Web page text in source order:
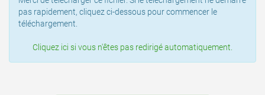
pas rapidement, cliquez ci-dessous pour commencer le
téléchargement.
Cliquez ici si vous n'êtes pas redirigé automatiquement.